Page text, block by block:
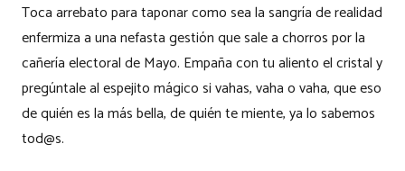
Toca arrebato para taponar como sea la sangría de realidad
enfermiza a una nefasta gestión que sale a chorros por la
cañería electoral de Mayo. Empaña con tu aliento el cristal y
pregúntale al espejito mágico si vahas, vaha o vaha, que eso
de quién es la más bella, de quién te miente, ya lo sabemos
tod@s.